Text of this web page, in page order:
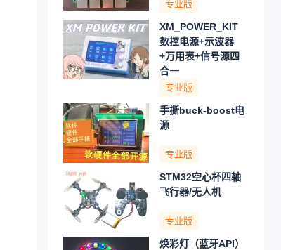
专业版
XM_POWER_KIT
数控电源+示波器
+万用表+信号源四
合一
专业版
手撕buck-boost电
源
专业版
STM32空心杯四轴
飞行器/无人机
专业版
焕彩灯（蓝牙API）